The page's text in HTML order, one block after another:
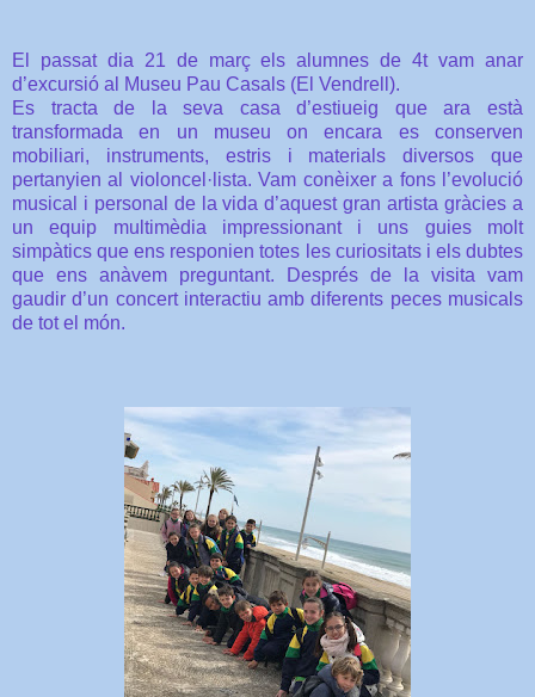
El passat dia 21 de març els alumnes de 4t vam anar
d’excursió al Museu Pau Casals (El Vendrell).
Es tracta de la seva casa d’estiueig que ara està
transformada en un museu on encara es conserven
mobiliari, instruments, estris i materials diversos que
pertanyien al violoncel·lista. Vam conèixer a fons l’evolució
musical i personal de la vida d’aquest gran artista gràcies a
un equip multimèdia impressionant i uns guies molt
simpàtics que ens responien totes les curiositats i els dubtes
que ens anàvem preguntant. Després de la visita vam
gaudir d’un concert interactiu amb diferents peces musicals
de tot el món.